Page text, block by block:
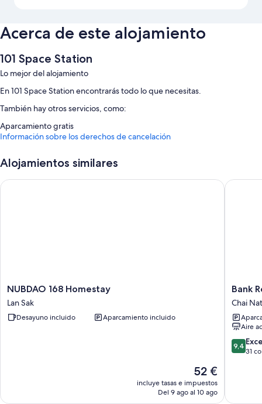
Acerca de este alojamiento
101 Space Station
Lo mejor del alojamiento
En 101 Space Station encontrarás todo lo que necesitas.
También hay otros servicios, como:
Aparcamiento gratis
Información sobre los derechos de cancelación
Alojamientos similares
NUBDAO
168
Homestay
Lan
NUBDAO 168 Homestay
Lan Sak
Desayuno incluido Aparcamiento incluido
El
precio
actual
52 €
incluye tasas e impuestos
Del 9 ago al 10 ago
NUBDAO 168 Homestay
Bank
Resort
Chai
Nat
Bank
Chai Nat
Aire
9.4
sobre
9,4
31
Bank